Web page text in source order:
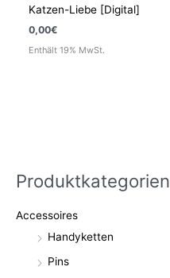
Produktkategorien
Accessoires
Handyketten
Pins
Katzen-Liebe [Digital]
0,00€
Enthält 19% MwSt.